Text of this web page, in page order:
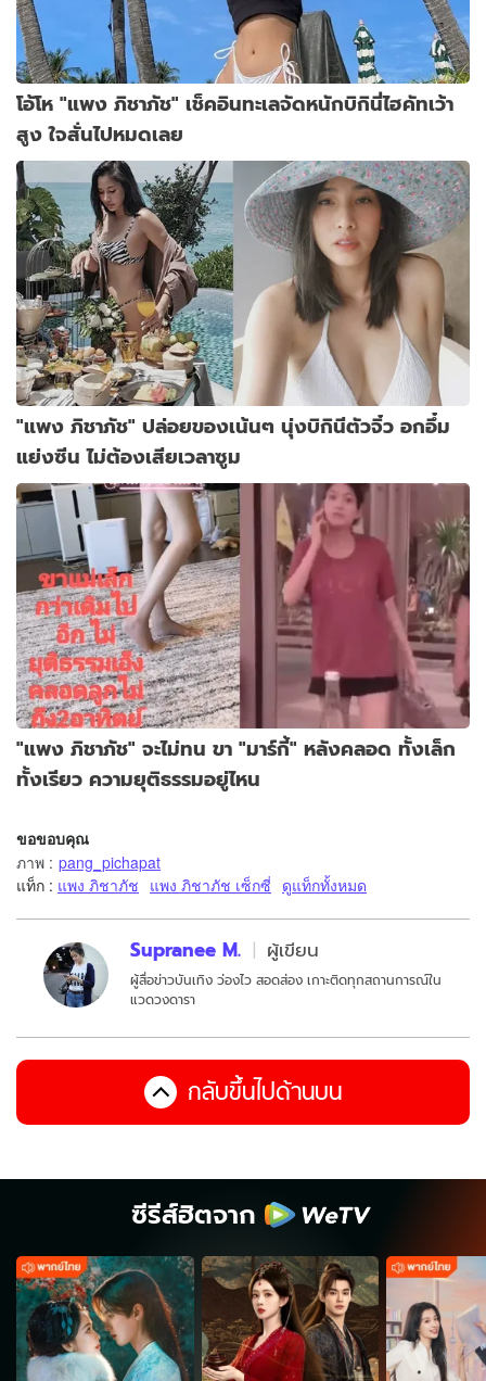
โอ้โห "แพง ภิชาภัช" เช็คอินทะเลจัดหนักบิกินี่ไฮคัทเว้า
สูง ใจสั่นไปหมดเลย
"แพง ภิชาภัช" ปล่อยของเน้นๆ นุ่งบิกินีตัวจิ๋ว อกอึ๋ม
แย่งซีน ไม่ต้องเสียเวลาซูม
"แพง ภิชาภัช" จะไม่ทน ขา "มาร์กี้" หลังคลอด ทั้งเล็ก
ทั้งเรียว ความยุติธรรมอยู่ไหน
ขอขอบคุณ
ภาพ : pang_pichapat
แท็ก : แพง ภิชาภัช แพง ภิชาภัช เซ็กซี่ ดูแท็กทั้งหมด
Supranee M. ผู้เขียน
ผู้สื่อข่าวบันเทิง ว่องไว สอดส่อง เกาะติดทุกสถานการณ์ใน
แวดวงดารา
กลับขึ้นไปด้านบน
ซีรีส์ฮิตจาก